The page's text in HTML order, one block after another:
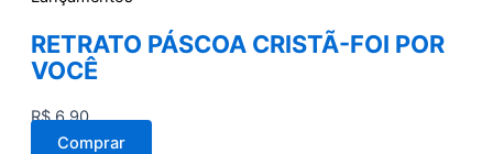
RETRATO PÁSCOA CRISTÃ-FOI POR
VOCÊ
R$6,90
Comprar